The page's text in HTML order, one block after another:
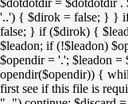
$dotdotdir = $dotdotdir
'..') { $dirok = false; } }
false; } if ($dirok) {
$leadon; if (!$leadon)
$opendir = '.'; $leadon =
opendir($opendir)) {
first see if this file is